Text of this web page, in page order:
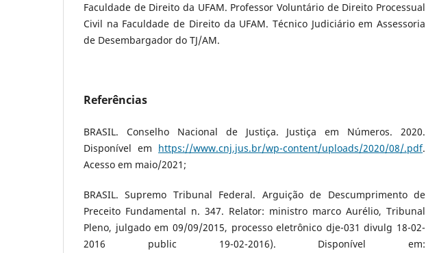
Faculdade de Direito da UFAM. Professor Voluntário de Direito Processual
Civil na Faculdade de Direito da UFAM. Técnico Judiciário em Assessoria
de Desembargador do TJ/AM.
Referências
BRASIL. Conselho Nacional de Justiça. Justiça em Números. 2020.
Disponível em https://www.cnj.jus.br/wp-content/uploads/2020/08/.pdf.
Acesso em maio/2021;
BRASIL. Supremo Tribunal Federal. Arguição de Descumprimento de
Preceito Fundamental n. 347. Relator: ministro marco Aurélio, Tribunal
Pleno, julgado em 09/09/2015, processo eletrônico dje-031 divulg 18-02-
2016 public 19-02-2016). Disponível em: